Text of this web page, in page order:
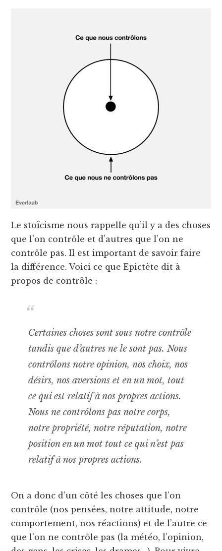
Le stoïcisme nous rappelle qu’il y a des choses
que l’on contrôle et d’autres que l’on ne
contrôle pas. Il est important de savoir faire
la différence. Voici ce que Epictète dit à
propos de contrôle :
Certaines choses sont sous notre contrôle
tandis que d’autres ne le sont pas. Nous
contrôlons notre opinion, nos choix, nos
désirs, nos aversions et en un mot, tout
ce qui est relatif à nos propres actions.
Nous ne contrôlons pas notre corps,
notre propriété, notre réputation, notre
position en un mot tout ce qui n’est pas
relatif à nos propres actions.
On a donc d’un côté les choses que l’on
contrôle (nos pensées, notre attitude, notre
comportement, nos réactions) et de l’autre ce
que l’on ne contrôle pas (la météo, l’opinion,